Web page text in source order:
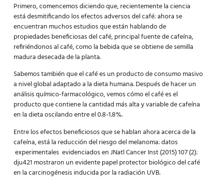
Primero, comencemos diciendo que, recientemente la ciencia
está desmitificando los efectos adversos del café: ahora se
encuentran muchos estudios que están hablando de
propiedades beneficiosas del café, principal fuente de cafeína,
refiriéndonos al café, como la bebida que se obtiene de semilla
madura desecada de la planta.
Sabemos también que el café es un producto de consumo masivo
a nivel global adaptado a la dieta humana. Después de hacer un
análisis químico-farmacológico, vemos cómo el café es el
producto que contiene la cantidad más alta y variable de cafeína
en la dieta oscilando entre el 0.8-1.8%.
Entre los efectos beneficiosos que se hablan ahora acerca de la
cafeína, está la reducción del riesgo del melanoma: datos
experimentales evidenciados enJNatl Cancer Inst (2015) 107 (2):
dju421 mostraron un evidente papel protector biológico del café
en la carcinogénesis inducida por la radiación UVB.